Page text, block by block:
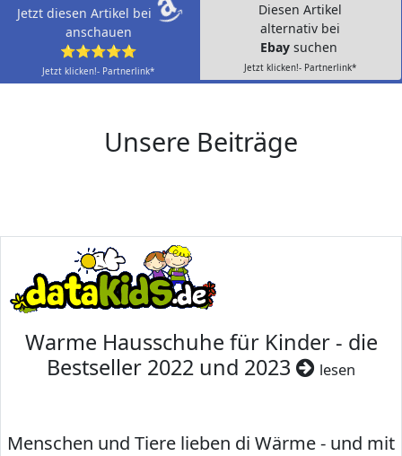
Jetzt diesen Artikel bei
anschauen
⭐⭐⭐⭐⭐
Jetzt klicken!- Partnerlink*
Diesen Artikel
alternativ bei
Ebay suchen
Jetzt klicken!- Partnerlink*
Unsere Beiträge
Warme Hausschuhe für Kinder - die
Bestseller 2022 und 2023
lesen
Menschen und Tiere lieben di Wärme - und mit